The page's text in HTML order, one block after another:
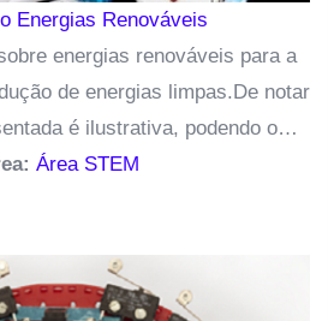
Energias Renováveis
energias renováveis para a
de energias limpas.De notar
é ilustrativa, podendo o…
Área STEM